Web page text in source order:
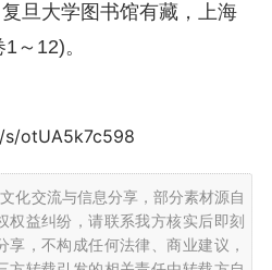
旦大学图书馆有藏，上海
～12)。
otUA5k7c598
化交流与信息分享，部分素材源自
权益纠纷，请联系我方核实后即刻
，不构成任何法律、商业建议，